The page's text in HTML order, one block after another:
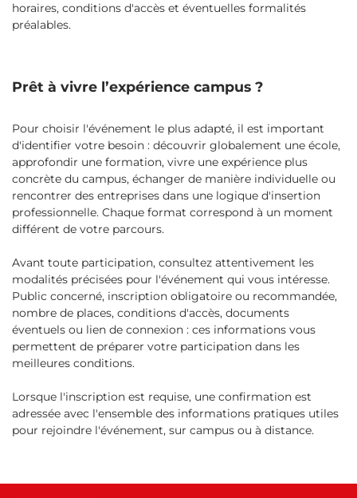
horaires, conditions d'accès et éventuelles formalités
préalables.
Prêt à vivre l’expérience campus ?
Pour choisir l'événement le plus adapté, il est important
d'identifier votre besoin : découvrir globalement une école,
approfondir une formation, vivre une expérience plus
concrète du campus, échanger de manière individuelle ou
rencontrer des entreprises dans une logique d'insertion
professionnelle. Chaque format correspond à un moment
différent de votre parcours.
Avant toute participation, consultez attentivement les
modalités précisées pour l'événement qui vous intéresse.
Public concerné, inscription obligatoire ou recommandée,
nombre de places, conditions d'accès, documents
éventuels ou lien de connexion : ces informations vous
permettent de préparer votre participation dans les
meilleures conditions.
Lorsque l'inscription est requise, une confirmation est
adressée avec l'ensemble des informations pratiques utiles
pour rejoindre l'événement, sur campus ou à distance.